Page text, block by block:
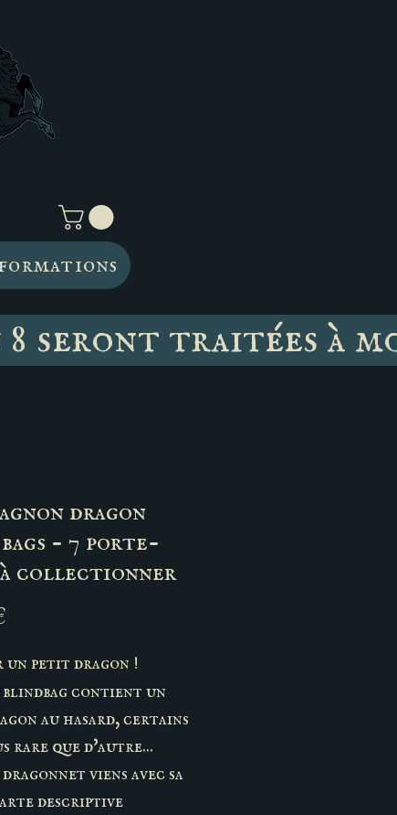
8 seront traitées à
dragon
- 7 porte-
collectionner
un petit dragon !
blindbag contient un
au hasard, certains
rare que d'autre...
viens avec sa
descriptive